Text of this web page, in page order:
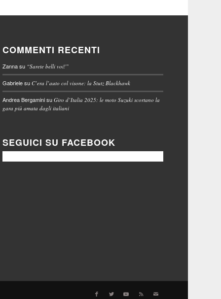
COMMENTI RECENTI
Zannasu “Sarete belli voi!”
GabrielesuC’era l’auto col visone: la Stutz Blackhawk
Andrea BergaminisuGiro d’Italia 2025: le moto Suzuki scortano la
gara più amata dagli italiani
SEGUICI SU FACEBOOK